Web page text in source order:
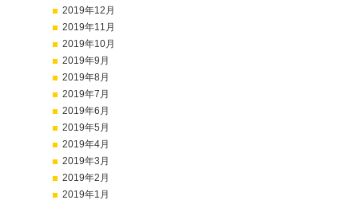
2019年12月
2019年11月
2019年10月
2019年9月
2019年8月
2019年7月
2019年6月
2019年5月
2019年4月
2019年3月
2019年2月
2019年1月